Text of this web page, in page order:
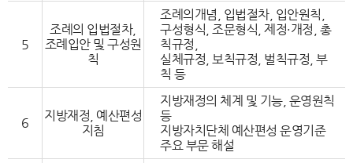
5
조례의 입법절차,
조례입안 및 구성원
칙
조례의개념, 입법절차, 입안원칙,
구성형식, 조문형식, 제정·개정, 총
칙규정,
실체규정, 보칙규정, 벌칙규정, 부
칙 등
6
지방재정, 예산편성
지침
지방재정의 체계 및 기능, 운영원칙
등
지방자치단체 예산편성 운영기준
주요 부문 해설